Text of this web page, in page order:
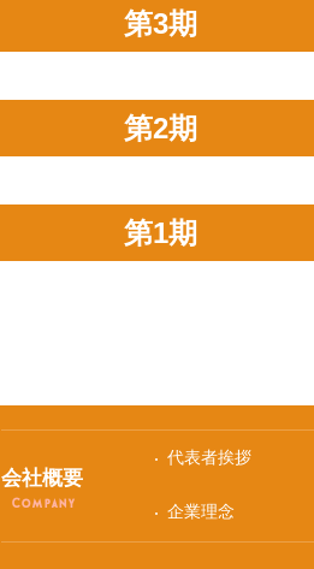
第3期
第2期
第1期
会社概要
Company
代表者挨拶
企業理念